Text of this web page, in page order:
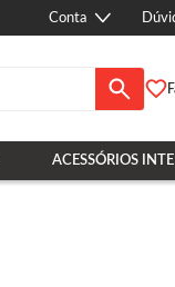
Conta
ACESSÓRIOS